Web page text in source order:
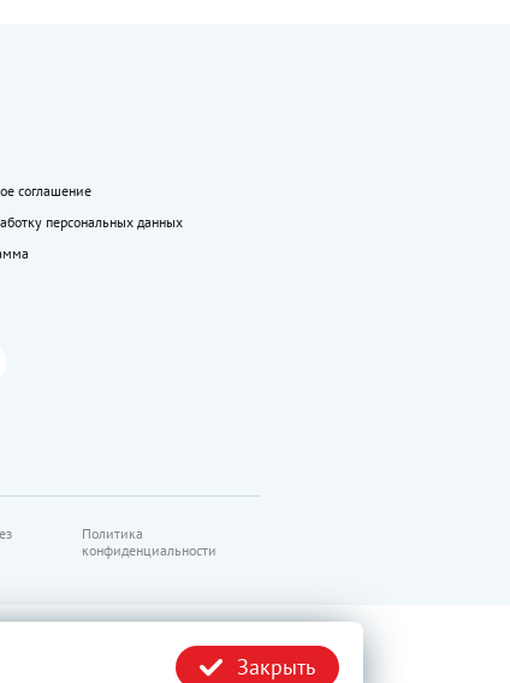
соглашение
персональных данных
Политика
конфиденциальности
Закрыть